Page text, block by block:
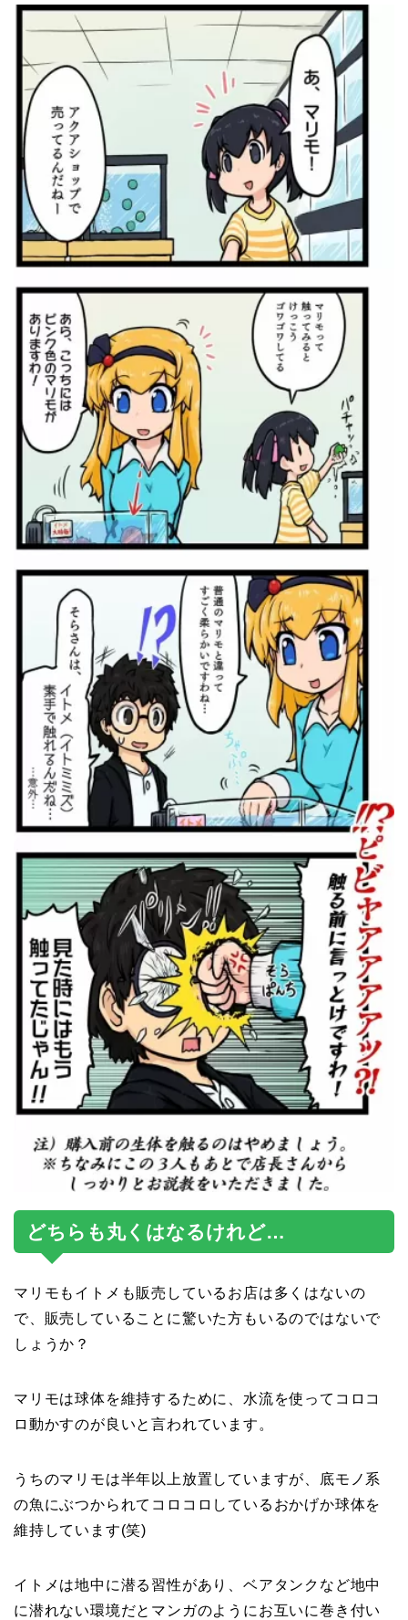
どちらも丸くはなるけれど…
マリモもイトメも販売しているお店は多くはないの
で、販売していることに驚いた方もいるのではないで
しょうか？
マリモは球体を維持するために、水流を使ってコロコ
ロ動かすのが良いと言われています。
うちのマリモは半年以上放置していますが、底モノ系
の魚にぶつかられてコロコロしているおかげか球体を
維持しています(笑)
イトメは地中に潜る習性があり、ベアタンクなど地中
に潜れない環境だとマンガのようにお互いに巻き付い